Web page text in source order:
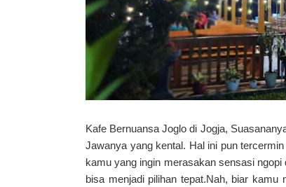
Kafe Bernuansa Joglo di Jogja,
Jawanya yang kental. Hal ini pun
kamu yang ingin merasakan sensasi
bisa menjadi pilihan tepat.Nah, biar